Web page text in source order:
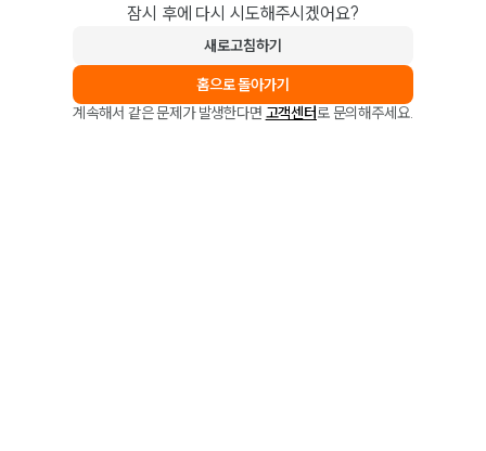
잠시 후에 다시 시도해주시겠어요?
새로고침하기
홈으로 돌아가기
계속해서 같은 문제가 발생한다면 고객센터로 문의해주세요.